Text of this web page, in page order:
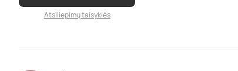
Atsiliepimų taisyklės